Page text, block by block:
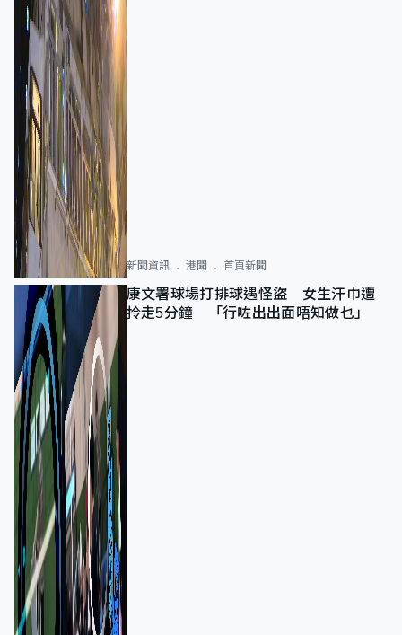
新聞資訊 港聞 首頁新聞
康文署球場打排球遇怪盜 女生汗巾遭
拎走5分鐘 「行咗出出面唔知做乜」